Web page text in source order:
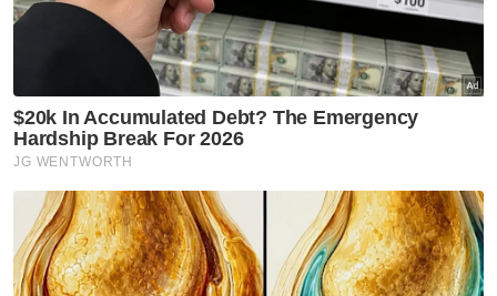
Artikel Berkaitan:
Air Selangor taja 240 pelajar B40 akses pendidikan
Bank Rakyat sumbang RM350,000 kepada 70 masjid
YBR salur bantuan RM3,000 kepada pelajar yatim
piatu
“Ini kerana YBR akan memastikan pihak
takaful membayar semula jumlah
pembiayaan yang ditanggung sekiranya ada